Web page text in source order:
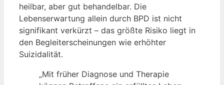
heilbar, aber gut behandelbar. Die
Lebenserwartung allein durch BPD ist nicht
signifikant verkürzt – das größte Risiko liegt in
den Begleiterscheinungen wie erhöhter
Suizidalität.
„Mit früher Diagnose und Therapie